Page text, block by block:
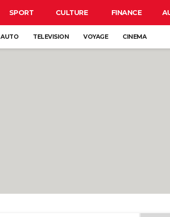
SPORT CULTURE FINANCE
AUTO TELEVISION VOYAGE CINEMA